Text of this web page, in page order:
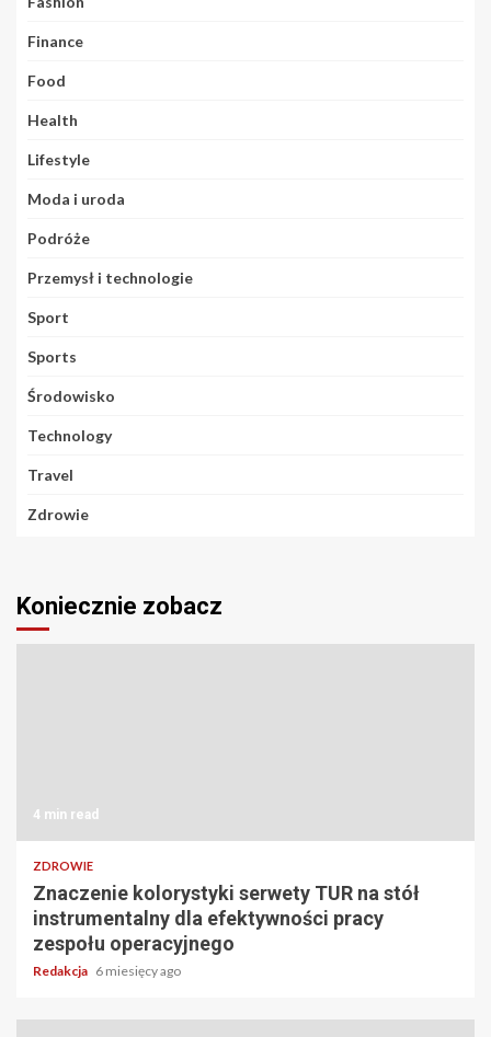
Finance
Food
Health
Lifestyle
Moda i uroda
Podróże
Przemysł i technologie
Sport
Sports
Środowisko
Technology
Travel
Zdrowie
Koniecznie zobacz
4 min read
ZDROWIE
Znaczenie kolorystyki serwety TUR na stół
instrumentalny dla efektywności pracy
zespołu operacyjnego
Redakcja 6 miesięcy ago